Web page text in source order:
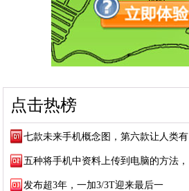
点击热榜
七款未来手机概念图，第六款让人类有
五种将手机中资料上传到电脑的方法，
发布超3年，一加3/3T迎来最后一